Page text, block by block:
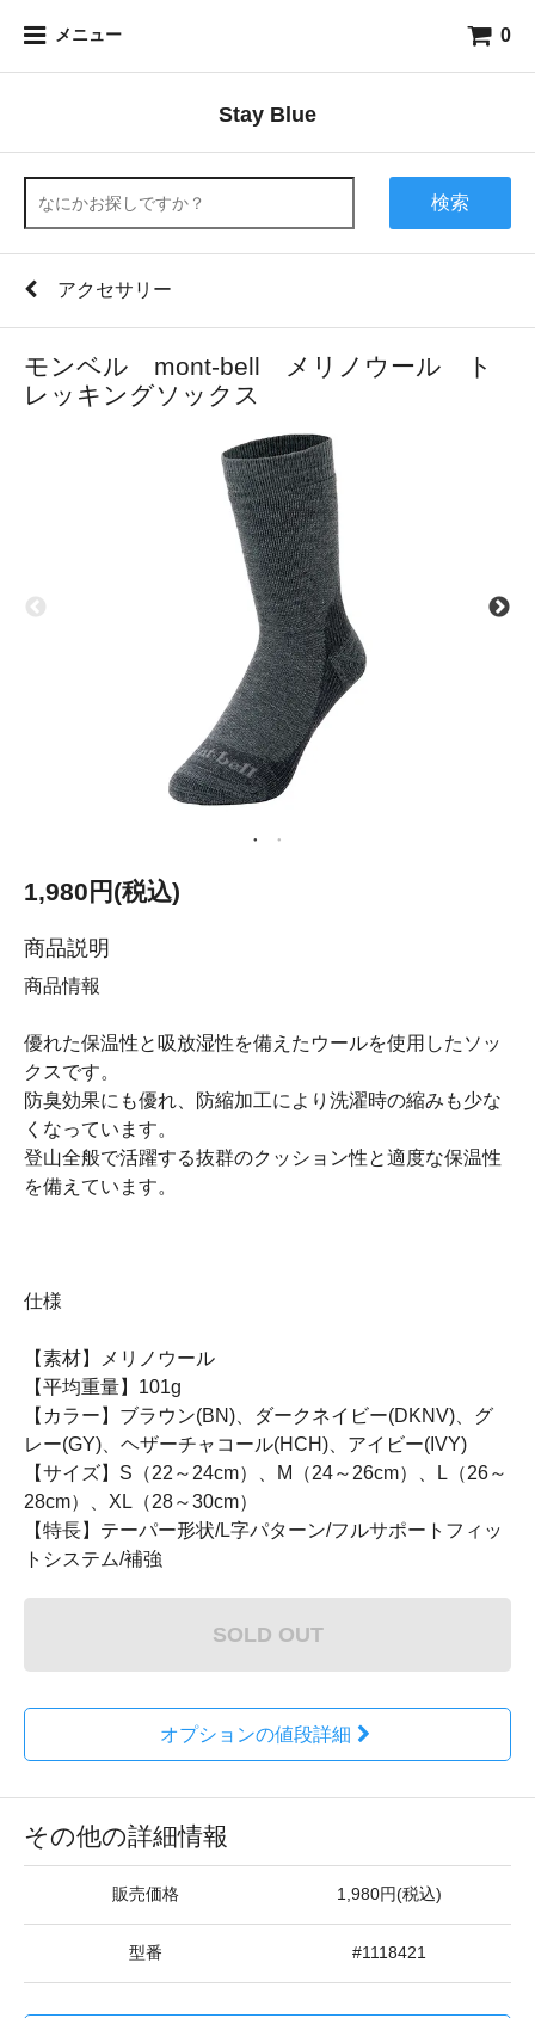
メニュー 0
Stay Blue
検索
アクセサリー
モンベル mont-bell メリノウール ト
レッキングソックス
1,980円(税込)
商品説明
商品情報
優れた保温性と吸放湿性を備えたウールを使用したソッ
クスです。
防臭効果にも優れ、防縮加工により洗濯時の縮みも少な
くなっています。
登山全般で活躍する抜群のクッション性と適度な保温性
を備えています。
仕様
【素材】メリノウール
【平均重量】101g
【カラー】ブラウン(BN)、ダークネイビー(DKNV)、グ
レー(GY)、ヘザーチャコール(HCH)、アイビー(IVY)
【サイズ】S（22～24cm）、M（24～26cm）、L（26～
28cm）、XL（28～30cm）
【特長】テーパー形状/L字パターン/フルサポートフィッ
トシステム/補強
SOLD OUT
オプションの値段詳細
その他の詳細情報
販売価格 1,980円(税込)
型番 #1118421